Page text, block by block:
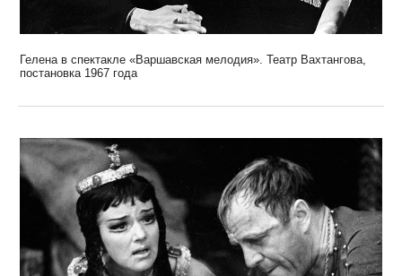
Гелена в спектакле «Варшавская мелодия». Театр Вахтангова,
постановка 1967 года